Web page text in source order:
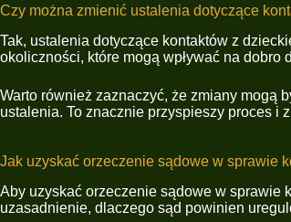
Czy można zmienić ustalenia dotyczące
Tak, ustalenia dotyczące kontaktów z
okoliczności, które mogą wpływać na
Warto również zaznaczyć, że zmiany mogą
ustalenia. To znacznie przyspieszy proces i
Jak uzyskać orzeczenie sądowe w sprawie
Aby uzyskać orzeczenie sądowe w sprawie
uzasadnienie, dlaczego sąd powinien